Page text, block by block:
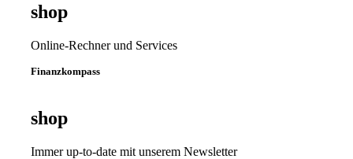
shop
Online-Rechner und Services
Finanzkompass
shop
Immer up-to-date mit unserem Newsletter